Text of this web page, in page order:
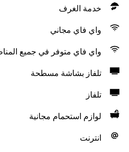
خدمة الغرف
واي فاي مجاني
واي فاي متوفر في جميع
تلفاز بشاشة مسطحة
تلفاز
لوازم استحمام مجانية
انترنت